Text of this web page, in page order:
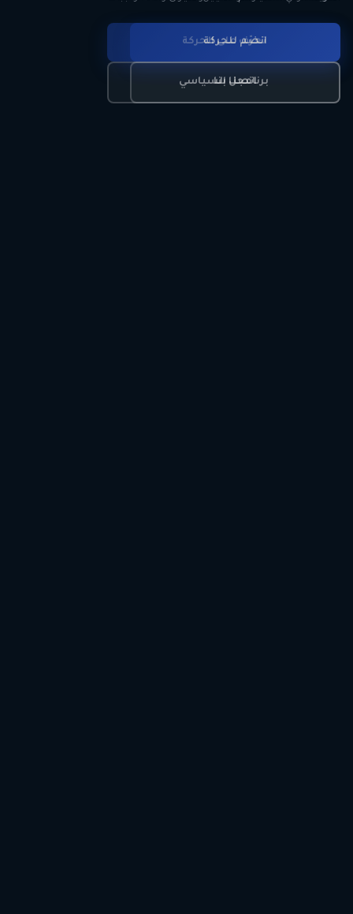
تعرّف على الحركة
برنامجنا السياسي
انضم للحركة
اتصل بنا